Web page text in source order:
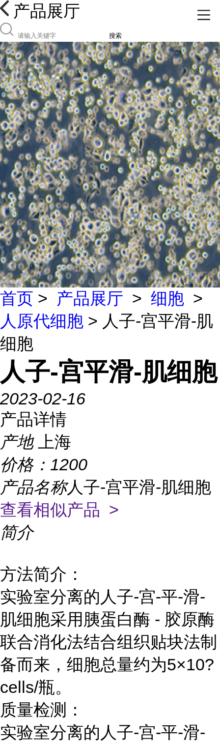
产品展厅
搜索
首页 > 产品展厅 > 细胞 >
人原代细胞 > 人子-宫平滑-肌
细胞
人子-宫平滑-肌细胞
2023-02-16
产品详情
产地
上海
价格： 1200
产品名称人子-宫平滑-肌细胞
查看相似产品 >
简介
方法简介：
实验室分离的人子-宫-平-滑-
肌细胞采用胰蛋白酶 - 胶原酶
联合消化法结合组织贴块法制
备而来，细胞总量约为5×10?
cells/瓶。
质量检测：
实验室分离的人子-宫-平-滑-